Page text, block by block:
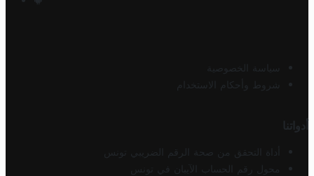
سياسة الخصوصية
شروط وأحكام الاستخدام
أدواتنا
أداة التحقق من صحة الرقم الضريبي تونس
محول رقم الحساب الآيبان في تونس